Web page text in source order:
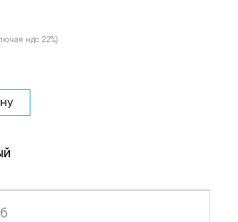
ндс 22%)